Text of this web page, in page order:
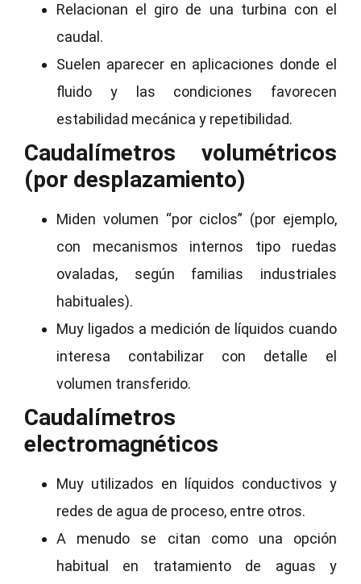
Relacionan el giro de una turbina con el
caudal.
Suelen aparecer en aplicaciones donde el
fluido y las condiciones favorecen
estabilidad mecánica y repetibilidad.
Caudalímetros volumétricos
(por desplazamiento)
Miden volumen “por ciclos” (por ejemplo,
con mecanismos internos tipo ruedas
ovaladas, según familias industriales
habituales).
Muy ligados a medición de líquidos cuando
interesa contabilizar con detalle el
volumen transferido.
Caudalímetros
electromagnéticos
Muy utilizados en líquidos conductivos y
redes de agua de proceso, entre otros.
A menudo se citan como una opción
habitual en tratamiento de aguas y